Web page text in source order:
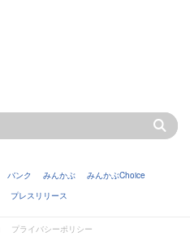
バンク みんかぶ
みんかぶChoice
プレスリリース
プライバシーポリシー